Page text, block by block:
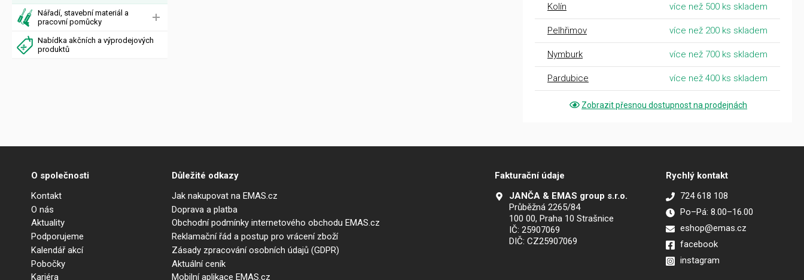
Nářadí, stavební materiál a
pracovní pomůcky
Nabídka akčních a výprodejových
produktů
Kolín více než 500 ks skladem
Pelhřimov více než 200 ks skladem
Nymburk více než 700 ks skladem
Pardubice více než 400 ks skladem
Zobrazit přesnou dostupnost na prodejnách
O společnosti
Kontakt
O nás
Aktuality
Podporujeme
Kalendář akcí
Pobočky
Kariéra
Důležité odkazy
Jak nakupovat na EMAS.cz
Doprava a platba
Obchodní podmínky internetového obchodu EMAS.cz
Reklamační řád a postup pro vrácení zboží
Zásady zpracování osobních údajů (GDPR)
Aktuální ceník
Mobilní aplikace EMAS.cz
Fakturační údaje
JANČA & EMAS group s.r.o.
Průběžná 2265/84
100 00, Praha 10 Strašnice
IČ: 25907069
DIČ: CZ25907069
Rychlý kontakt
724 618 108
Po–Pá: 8.00–16.00
eshop@emas.cz
facebook
instagram